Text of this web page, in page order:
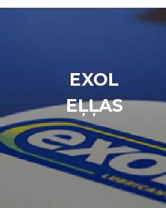
EXOL
EĻĻAS